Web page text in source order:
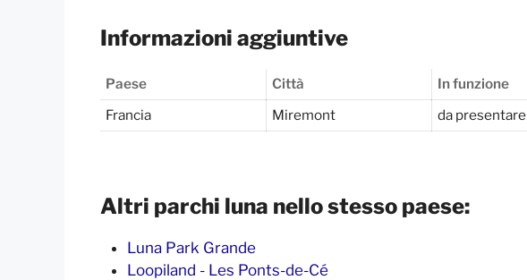
Informazioni aggiuntive
Paese Città In funzione
Francia
Miremont da presentare
Altri parchi luna nello stesso paese:
Luna Park Grande
Loopiland - Les Ponts-de-Cé